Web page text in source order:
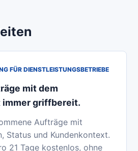
FÜR DIENSTLEISTUNGSBETRIEBE
mit dem
immer griffbereit.
Aufträge mit
Status und Kundenkontext.
21 Tage kostenlos, ohne